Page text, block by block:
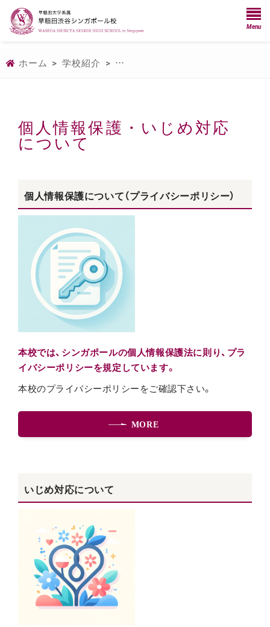
Menu
ホーム >学校紹介 > 個人情報保護・いじめ対応について
個人情報保護・いじめ対応
について
個人情報保護について（プライバシーポリシー）
本校では、シンガポールの個人情報保護法に則り、プラ
イバシーポリシーを規定しています。
本校のプライバシーポリシーをご確認下さい。
MORE
いじめ対応について